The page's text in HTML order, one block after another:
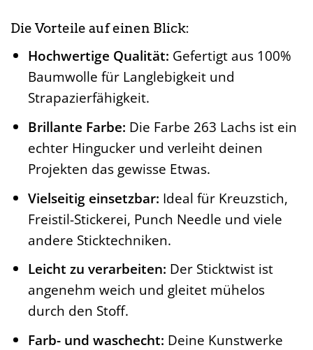
Die Vorteile auf einen Blick:
Hochwertige Qualität: Gefertigt aus 100%
Baumwolle für Langlebigkeit und
Strapazierfähigkeit.
Brillante Farbe: Die Farbe 263 Lachs ist ein
echter Hingucker und verleiht deinen
Projekten das gewisse Etwas.
Vielseitig einsetzbar: Ideal für Kreuzstich,
Freistil-Stickerei, Punch Needle und viele
andere Sticktechniken.
Leicht zu verarbeiten: Der Sticktwist ist
angenehm weich und gleitet mühelos
durch den Stoff.
Farb- und waschecht: Deine Kunstwerke